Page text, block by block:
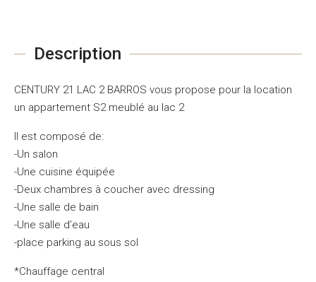
Description
CENTURY 21 LAC 2 BARROS vous propose pour la location
un appartement S2 meublé au lac 2
Il est composé de:
-Un salon
-Une cuisine équipée
-Deux chambres à coucher avec dressing
-Une salle de bain
-Une salle d’eau
-place parking au sous sol
*Chauffage central